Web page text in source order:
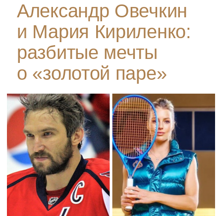
Александр Овечкин
и Мария Кириленко:
разбитые мечты
о «золотой паре»